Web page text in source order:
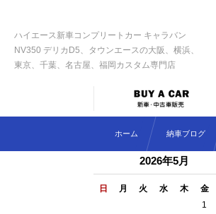
ハイエース新車コンプリートカー キャラバン
NV350 デリカD5、タウンエースの大阪、横浜、
東京、千葉、名古屋、福岡カスタム専門店
ホーム 納車ブログ
2026年5月
日 月 火 水 木 金
1